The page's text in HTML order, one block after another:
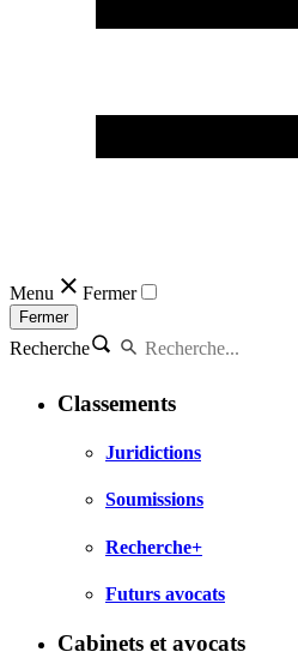
Menu Fermer
Fermer
Recherche
Classements
Juridictions
Soumissions
Recherche+
Futurs avocats
Cabinets et avocats